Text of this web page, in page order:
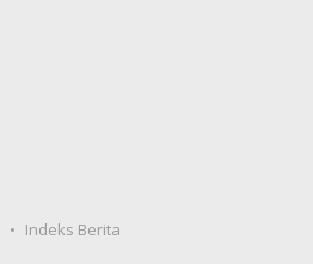
Indeks Berita